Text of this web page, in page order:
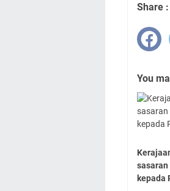
Share :
You
kepada